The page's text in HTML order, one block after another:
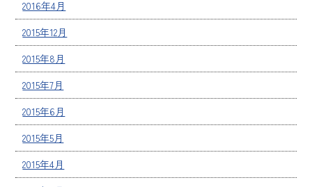
2016年4月
2015年12月
2015年8月
2015年7月
2015年6月
2015年5月
2015年4月